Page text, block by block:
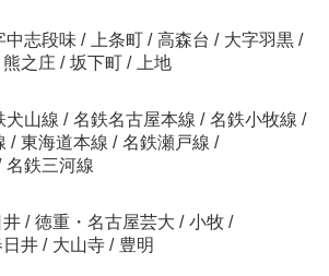
中志段味 / 上条町 / 高森台 / 大字羽黒 /
熊之庄 / 坂下町 /
上地
犬山線 / 名鉄名古屋本線 / 名鉄小牧線 /
/ 東海道本線 / 名鉄瀬戸線 /
名鉄三河線
井 / 徳重・名古屋芸大 / 小牧 /
日井 / 大山寺 / 豊明